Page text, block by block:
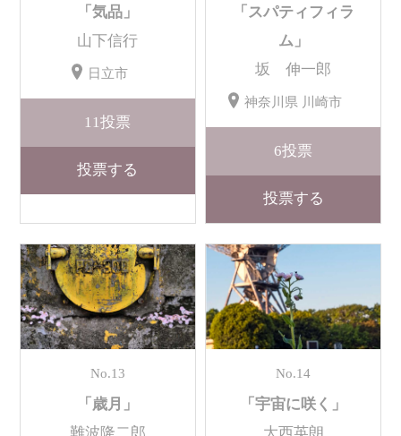
「気品」
山下信行
日立市
11投票
投票する
「スパティフィラ
ム」
坂 伸一郎
神奈川県 川崎市
6投票
投票する
No.13
「歳月」
No.14
「宇宙に咲く」